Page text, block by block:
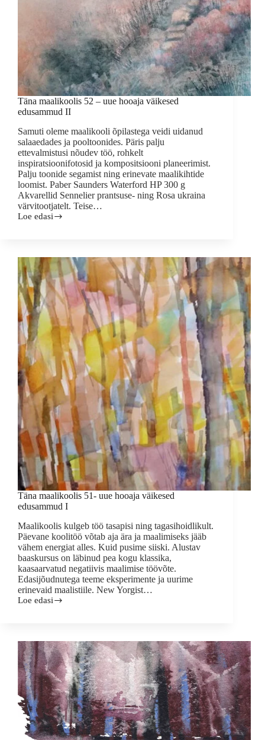
Täna maalikoolis 52 – uue hooaja väikesed
edusammud II
Samuti oleme maalikooli õpilastega veidi uidanud
salaaedades ja pooltoonides. Päris palju
ettevalmistusi nõudev töö, rohkelt
inspiratsioonifotosid ja kompositsiooni planeerimist.
Palju toonide segamist ning erinevate maalikihtide
loomist. Paber Saunders Waterford HP 300 g
Akvarellid Sennelier prantsuse- ning Rosa ukraina
värvitootjatelt. Teise…
Loe edasi
Täna
uue
hooaja
väikesed
edusammud
II
Täna maalikoolis 51- uue hooaja väikesed
edusammud I
Maalikoolis kulgeb töö tasapisi ning tagasihoidlikult.
Päevane koolitöö võtab aja ära ja maalimiseks jääb
vähem energiat alles. Kuid pusime siiski. Alustav
baaskursus on läbinud pea kogu klassika,
kaasaarvatud negatiivis maalimise töövõte.
Edasijõudnutega teeme eksperimente ja uurime
erinevaid maalistiile. New Yorgist…
Loe edasi
Täna
hooaja
väikesed
edusammud
I